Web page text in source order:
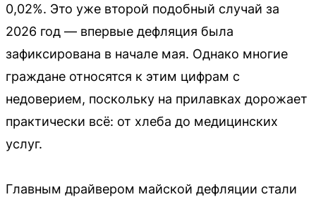
0,02%. Это уже второй подобный случай за
2026 год — впервые дефляция была
зафиксирована в начале мая. Однако многие
граждане относятся к этим цифрам с
недоверием, поскольку на прилавках дорожает
практически всё: от хлеба до медицинских
услуг.
Главным драйвером майской дефляции стали